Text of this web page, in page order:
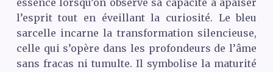
essence lorsqu’on observe sa capacité à apaiser
l’esprit tout en éveillant la curiosité. Le bleu
sarcelle incarne la transformation silencieuse,
celle qui s’opère dans les profondeurs de l’âme
sans fracas ni tumulte. Il symbolise la maturité